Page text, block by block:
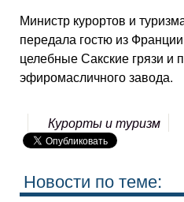
Министр курортов и
передала гостю из
целебные Сакские грязи и
эфиромасличного завода.
Курорты и туризм
Новости по теме: